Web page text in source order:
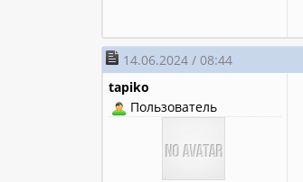
14.06.2024 / 08:44
tapiko
Пользователь